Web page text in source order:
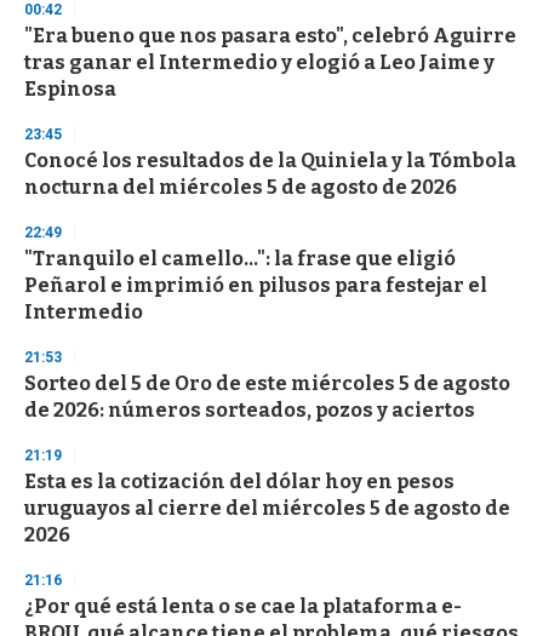
d
s
o
f
3
s
e
c
o
d
s
00:42
"Era bueno que nos pasara esto", celebró Aguirre
tras ganar el Intermedio y elogió a Leo Jaime y
Espinosa
23:45
Conocé los resultados de la Quiniela y la Tómbola
nocturna del miércoles 5 de agosto de 2026
22:49
"Tranquilo el camello...": la frase que eligió
Peñarol e imprimió en pilusos para festejar el
Intermedio
21:53
Sorteo del 5 de Oro de este miércoles 5 de agosto
de 2026: números sorteados, pozos y aciertos
21:19
Esta es la cotización del dólar hoy en pesos
uruguayos al cierre del miércoles 5 de agosto de
2026
21:16
¿Por qué está lenta o se cae la plataforma e-